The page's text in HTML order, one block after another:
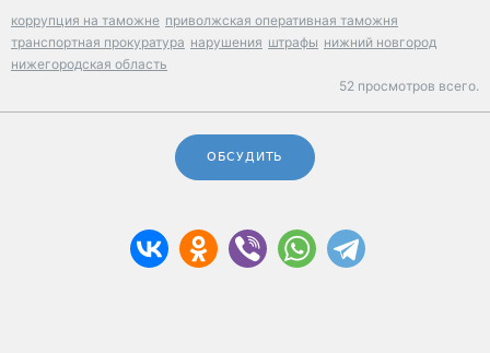
коррупция на таможне приволжская оперативная таможня
транспортная прокуратура нарушения штрафы нижний новгород
нижегородская область
52 просмотров всего.
ОБСУДИТЬ